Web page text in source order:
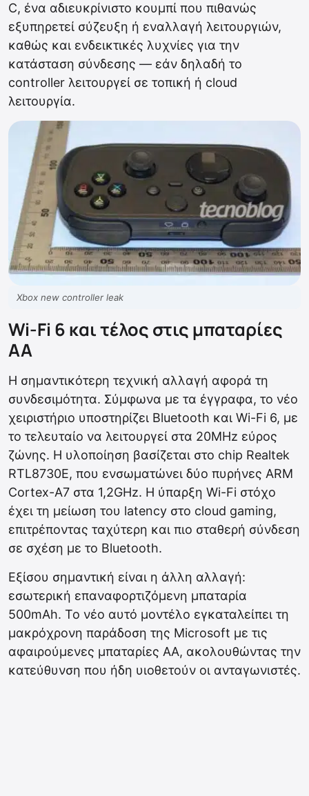
C, ένα αδιευκρίνιστο κουμπί που πιθανώς
εξυπηρετεί σύζευξη ή εναλλαγή λειτουργιών,
καθώς και ενδεικτικές λυχνίες για την
κατάσταση σύνδεσης — εάν δηλαδή το
controller λειτουργεί σε τοπική ή cloud
λειτουργία.
Xbox new controller leak
Wi-Fi 6 και τέλος στις μπαταρίες
ΑΑ
Η σημαντικότερη τεχνική αλλαγή αφορά τη
συνδεσιμότητα. Σύμφωνα με τα έγγραφα, το νέο
χειριστήριο υποστηρίζει Bluetooth και Wi-Fi 6, με
το τελευταίο να λειτουργεί στα 20MHz εύρος
ζώνης. Η υλοποίηση βασίζεται στο chip Realtek
RTL8730E, που ενσωματώνει δύο πυρήνες ARM
Cortex-A7 στα 1,2GHz. Η ύπαρξη Wi-Fi στόχο
έχει τη μείωση του latency στο cloud gaming,
επιτρέποντας ταχύτερη και πιο σταθερή σύνδεση
σε σχέση με το Bluetooth.
Εξίσου σημαντική είναι η άλλη αλλαγή:
εσωτερική επαναφορτιζόμενη μπαταρία
500mAh. Το νέο αυτό μοντέλο εγκαταλείπει τη
μακρόχρονη παράδοση της Microsoft με τις
αφαιρούμενες μπαταρίες ΑΑ, ακολουθώντας την
κατεύθυνση που ήδη υιοθετούν οι ανταγωνιστές.